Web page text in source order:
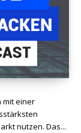
mit einer
nutzen. Das...